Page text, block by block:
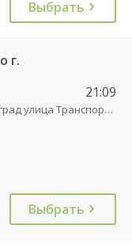
Выбрать
г.
21:09
Калининград улица Транспортая
Выбрать